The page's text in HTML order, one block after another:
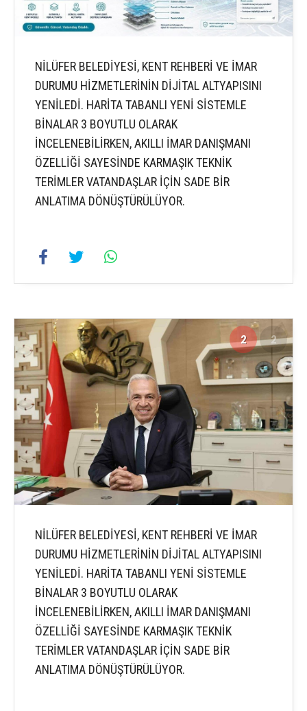
NİLÜFER BELEDİYESİ, KENT REHBERİ VE İMAR
DURUMU HİZMETLERİNİN DİJİTAL ALTYAPISINI
YENİLEDİ. HARİTA TABANLI YENİ SİSTEMLE
BİNALAR 3 BOYUTLU OLARAK
İNCELENEBİLİRKEN, AKILLI İMAR DANIŞMANI
ÖZELLİĞİ SAYESİNDE KARMAŞIK TEKNİK
TERİMLER VATANDAŞLAR İÇİN SADE BİR
ANLATIMA DÖNÜŞTÜRÜLÜYOR.
2 2
NİLÜFER BELEDİYESİ, KENT REHBERİ VE İMAR
DURUMU HİZMETLERİNİN DİJİTAL ALTYAPISINI
YENİLEDİ. HARİTA TABANLI YENİ SİSTEMLE
BİNALAR 3 BOYUTLU OLARAK
İNCELENEBİLİRKEN, AKILLI İMAR DANIŞMANI
ÖZELLİĞİ SAYESİNDE KARMAŞIK TEKNİK
TERİMLER VATANDAŞLAR İÇİN SADE BİR
ANLATIMA DÖNÜŞTÜRÜLÜYOR.